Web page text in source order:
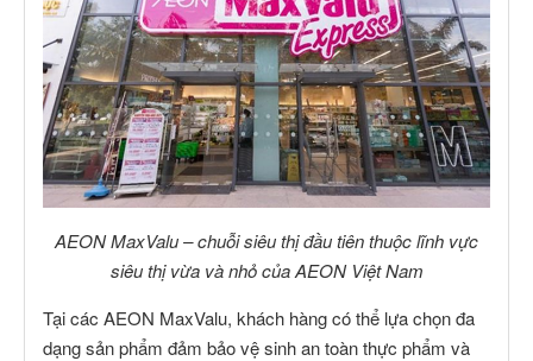
AEON MaxValu – chuỗi siêu thị đầu tiên thuộc lĩnh vực
siêu thị vừa và nhỏ của AEON Việt Nam
Tại các AEON MaxValu, khách hàng có thể lựa chọn đa
dạng sản phẩm đảm bảo vệ sinh an toàn thực phẩm và